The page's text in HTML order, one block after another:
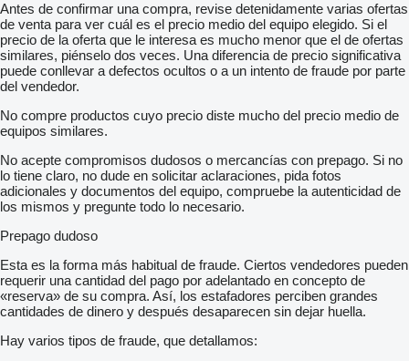
Antes de confirmar una compra, revise detenidamente varias ofertas
de venta para ver cuál es el precio medio del equipo elegido. Si el
precio de la oferta que le interesa es mucho menor que el de ofertas
similares, piénselo dos veces. Una diferencia de precio significativa
puede conllevar a defectos ocultos o a un intento de fraude por parte
del vendedor.
No compre productos cuyo precio diste mucho del precio medio de
equipos similares.
No acepte compromisos dudosos o mercancías con prepago. Si no
lo tiene claro, no dude en solicitar aclaraciones, pida fotos
adicionales y documentos del equipo, compruebe la autenticidad de
los mismos y pregunte todo lo necesario.
Prepago dudoso
Esta es la forma más habitual de fraude. Ciertos vendedores pueden
requerir una cantidad del pago por adelantado en concepto de
«reserva» de su compra. Así, los estafadores perciben grandes
cantidades de dinero y después desaparecen sin dejar huella.
Hay varios tipos de fraude, que detallamos: